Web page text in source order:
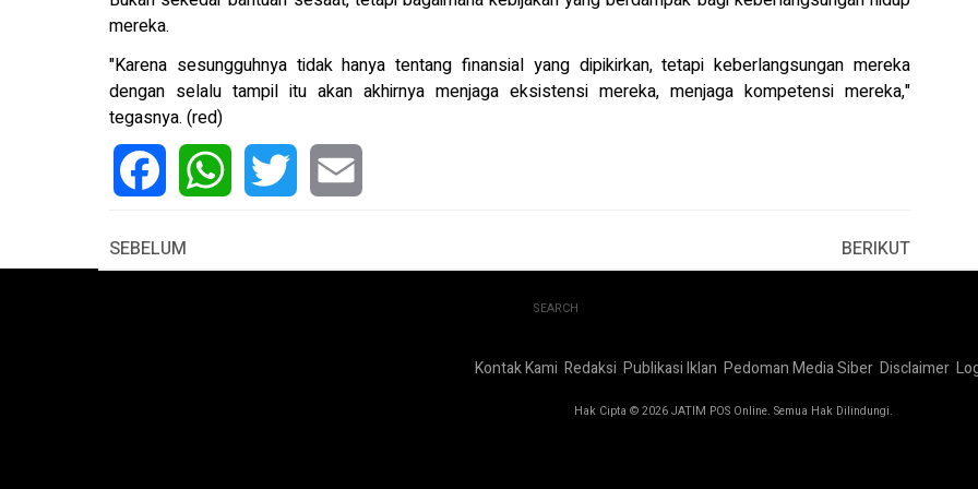
mereka.
"Karena sesungguhnya tidak hanya tentang finansial yang dipikirkan, tetapi keberlangsungan mereka
dengan selalu tampil itu akan akhirnya menjaga eksistensi mereka, menjaga kompetensi mereka,"
tegasnya. (red)
SEBELUM
BERIKUT
SEARCH
Kontak Kami Redaksi Publikasi Iklan Pedoman Media Siber Disclaimer
Hak Cipta © 2026 JATIM POS Online. Semua Hak Dilindungi.